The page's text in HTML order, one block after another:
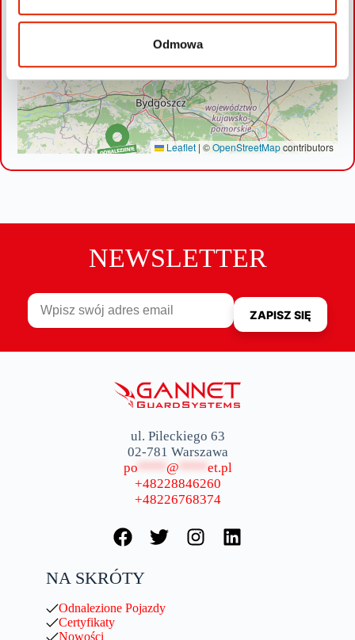
Odmowa
Leaflet | ©OpenStreetMapcontributors
NEWSLETTER
ul. Pileckiego 63
02-781 Warszawa
po **** @ **** et.pl
+48228846260
+48226768374
NA SKRÓTY
Odnalezione Pojazdy
Certyfikaty
Nowości